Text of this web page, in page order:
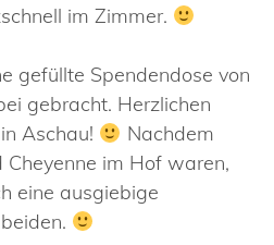
im Zimmer.
gefüllte Spendendose von
gebracht. Herzlichen
Aschau!
Nachdem
im Hof waren,
eine ausgiebige